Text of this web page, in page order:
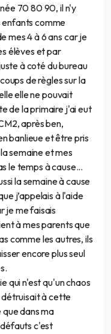
70 80 90, il n'y
comme
mes 4 à 6 ans car je
élèves et par
à coté du bureau
de règles sur la
elle ne pouvait
de la primaire j'ai eut
après ben,
banlieue et être pris
semaine et mes
le temps à cause...
la semaine à cause
j’appelais à l'aide
je me faisais
à mes parents que
comme les autres, ils
encore plus seul
qui n'est qu'un chaos
détruisait à cette
dans ma
c'est